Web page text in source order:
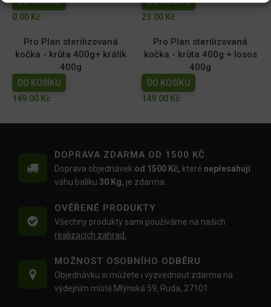
0.00 Kč
23.00 Kč
Pro Plan sterilizovaná
kočka - krůta 400g+ králík
400g
DO KOŠÍKU
149.00 Kč
Pro Plan sterilizovaná
kočka - krůta 400g + losos
400g
DO KOŠÍKU
149.00 Kč
DOPRAVA ZDARMA OD 1500 KČ
Doprava objednávek od 1500 Kč, které nepřesahují
váhu balíku 30 Kg, je zdarma.
OVĚŘENÉ PRODUKTY
Všechny produkty sami používáme na našich
realizacích zahrad.
MOŽNOST OSOBNÍHO ODBĚRU
Objednávku si můžete i vyzvednout zdarma na
výdejním místě Mlýnská 59, Ruda, 27101